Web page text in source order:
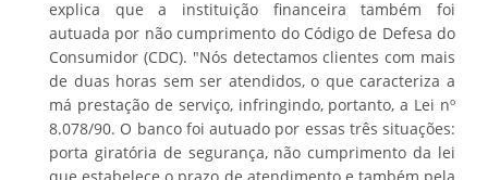
explica que a instituição financeira também foi
autuada por não cumprimento do Código de Defesa do
Consumidor (CDC). ​"Nós detectamos clientes com mais
de duas horas sem ser atendidos, o que caracteriza a
má prestação de serviço, infringindo, portanto, a Lei nº
8.078/90. O banco foi autuado por essas três situações:
porta giratória de segurança, não cumprimento da lei